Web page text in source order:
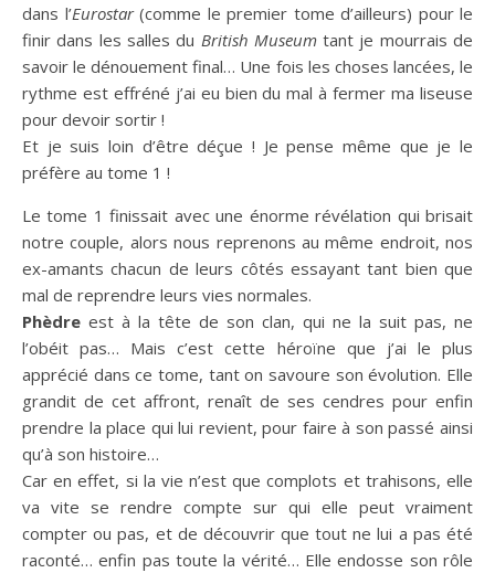
dans l’Eurostar(comme le premier tome d’ailleurs) pour le
finir dans les salles du British Museumtant je mourrais de
savoir le dénouement final… Une fois les choses lancées, le
rythme est effréné j’ai eu bien du mal à fermer ma liseuse
pour devoir sortir !
Et je suis loin d’être déçue ! Je pense même que je le
préfère au tome 1 !
Le tome 1 finissait avec une énorme révélation qui brisait
notre couple, alors nous reprenons au même endroit, nos
ex-amants chacun de leurs côtés essayant tant bien que
mal de reprendre leurs vies normales.
Phèdre est à la tête de son clan, qui ne la suit pas, ne
l’obéit pas… Mais c’est cette héroïne que j’ai le plus
apprécié dans ce tome, tant on savoure son évolution. Elle
grandit de cet affront, renaît de ses cendres pour enfin
prendre la place qui lui revient, pour faire à son passé ainsi
qu’à son histoire…
Car en effet, si la vie n’est que complots et trahisons, elle
va vite se rendre compte sur qui elle peut vraiment
compter ou pas, et de découvrir que tout ne lui a pas été
raconté… enfin pas toute la vérité… Elle endosse son rôle